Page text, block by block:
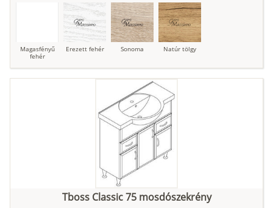
Magasfényű
fehér
Erezett fehér Sonoma Natúr tölgy
Tboss Classic 75 mosdószekrény